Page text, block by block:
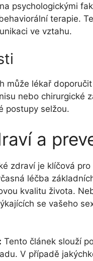
psychologickými
terapie.
ve vztahu.
může lékař
nebo chirurgické
postupy selžou.
a
zdraví je klíčová
léčba
kvalitu života.
se vašeho
Tento článek slouží
V případě